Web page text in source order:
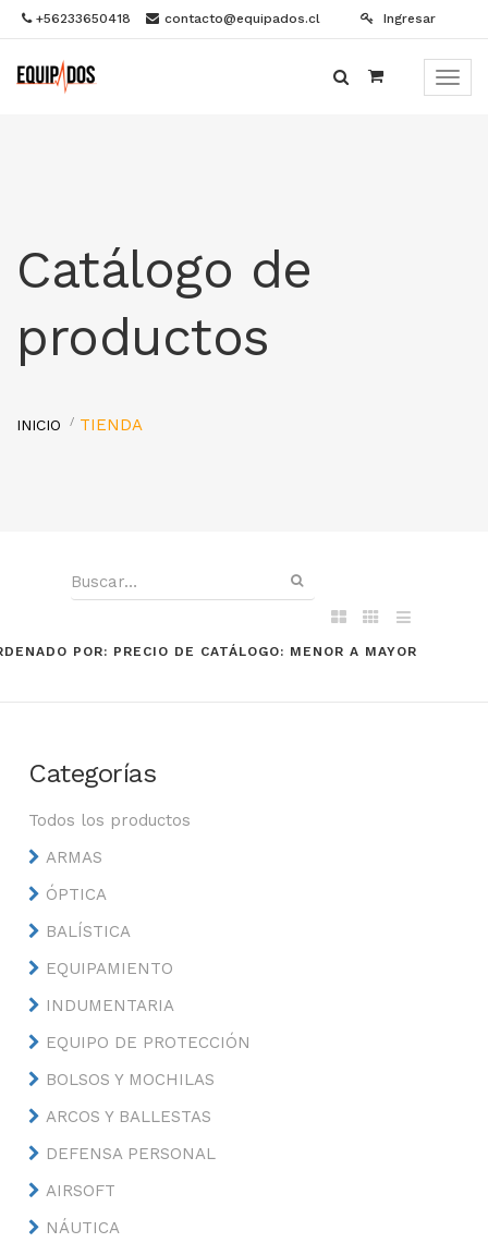
+56233650418 contacto@equipados.cl Ingresar
Menú
Catálogo de
productos
INICIO TIENDA
POR: PRECIO DE CATÁLOGO: MENOR A MAYOR
Categorías
Todos los productos
ARMAS
ÓPTICA
BALÍSTICA
EQUIPAMIENTO
INDUMENTARIA
EQUIPO DE PROTECCIÓN
BOLSOS Y MOCHILAS
ARCOS Y BALLESTAS
DEFENSA PERSONAL
AIRSOFT
NÁUTICA